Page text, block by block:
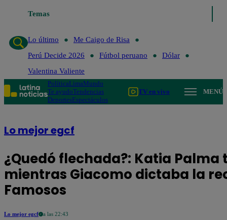
Temas
Lo último
Me Caigo de Risa
Perú Decide 2026
Fútbol peruano
Dólar
Valentina Valiente
PolíticaLimaMundo
Te ayudoTendencias
DeportesEspectáculos
TV en vivo MENÚ
Lo mejor egcf
¿Quedó flechada?: Katia
mientras Giacomo dictaba la
Famosos
Lo mejor egcf a las 22:43